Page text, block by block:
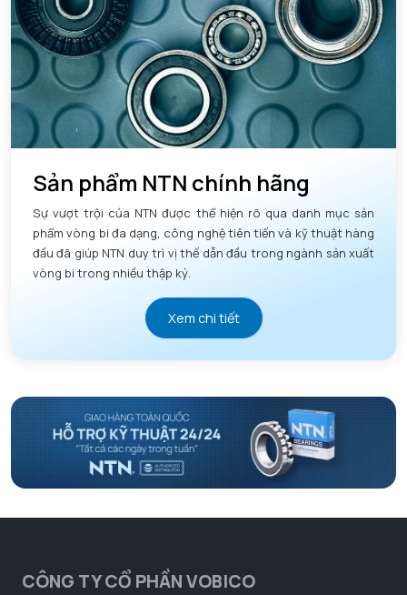
Sản phẩm NTN chính hãng
Sự vượt trội của NTN được thể hiện rõ qua danh mục sản
phẩm vòng bi đa dạng, công nghệ tiên tiến và kỹ thuật hàng
đầu đã giúp NTN duy trì vị thế dẫn đầu trong ngành sản xuất
vòng bi trong nhiều thập kỷ.
Xem chi tiết
CÔNG TY CỔ PHẦN VOBICO